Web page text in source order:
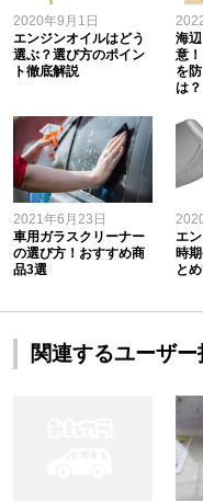
2020年9月1日
エンジンオイルはどう
選ぶ？選び方のポイン
ト徹底解説
海
意
を
は？
2021年6月23日
車用ガラスクリーナー
の選び方！おすすめ商
品3選
エ
時
と
関連するユーザー